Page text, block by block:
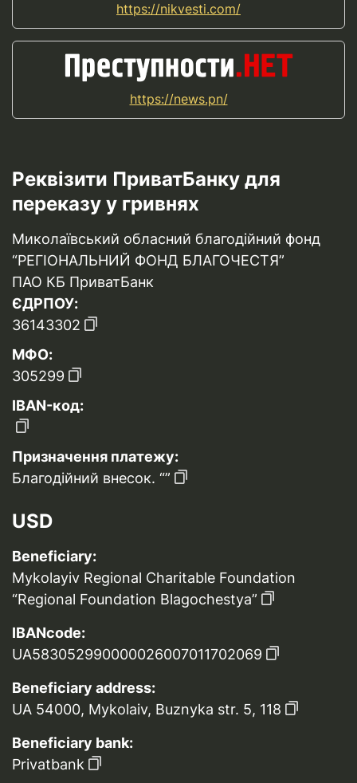
https://nikvesti.com/
https://news.pn/
Реквізити ПриватБанку для
переказу у гривнях
Миколаївський обласний благодійний фонд
“РЕГІОНАЛЬНИЙ ФОНД БЛАГОЧЕСТЯ”
ПАО КБ ПриватБанк
ЄДРПОУ:
36143302
МФО:
305299
IBAN-код:
Призначення платежу:
Благодійний внесок. “”
USD
Beneficiary:
Mykolayiv Regional Charitable Foundation
“Regional Foundation Blagochestya”
IBANcode:
UA583052990000026007011702069
Beneficiary address:
UA 54000, Mykolaiv, Buznyka str. 5, 118
Beneficiary bank:
Privatbank